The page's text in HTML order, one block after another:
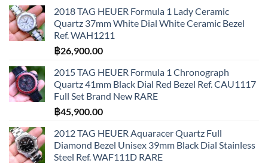
2018 TAG HEUER Formula 1 Lady Ceramic
Quartz 37mm White Dial White Ceramic Bezel
Ref. WAH1211
฿26,900.00
2015 TAG HEUER Formula 1 Chronograph
Quartz 41mm Black Dial Red Bezel Ref. CAU1117
Full Set Brand New RARE
฿45,900.00
2012 TAG HEUER Aquaracer Quartz Full
Diamond Bezel Unisex 39mm Black Dial Stainless
Steel Ref. WAF111D RARE